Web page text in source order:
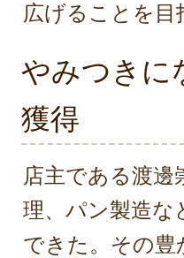
広げることを目
やみつきに
獲得
店主である渡
理、パン製造な
できた。その豊